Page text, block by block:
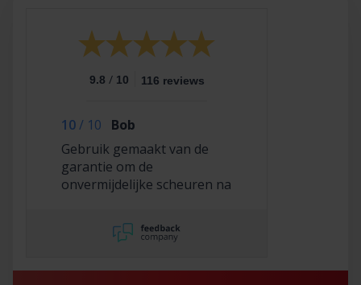
9.8 / 10 116 reviews
10/ 10
Bob
Gebruik gemaakt van de
garantie om de
onvermijdelijke scheuren na
en dat hebben ze super
netjes gedaan!